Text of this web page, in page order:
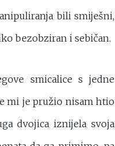
bili smiješni,
bezobziran i sebičan.
smicalice s jedne
mi je pružio nisam htio
dvojica iznijela svoja